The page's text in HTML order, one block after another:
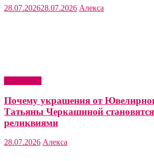
28.07.202628.07.2026 Алекса
Почему украшения от
Татьяны Черкашиной
реликвиями
28.07.2026 Алекса